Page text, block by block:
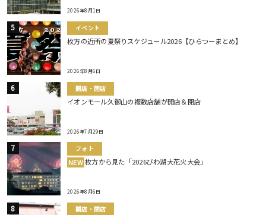
2026年8月1日
イベント
枚方の近所の夏祭りスケジュール2026【ひらつーまとめ】
2026年8月6日
開店・閉店
イオンモール久御山の複数店舗が開店＆閉店
2026年7月29日
フォト
NEW 枚方から見た「2026びわ湖大花火大会」
2026年8月6日
開店・閉店